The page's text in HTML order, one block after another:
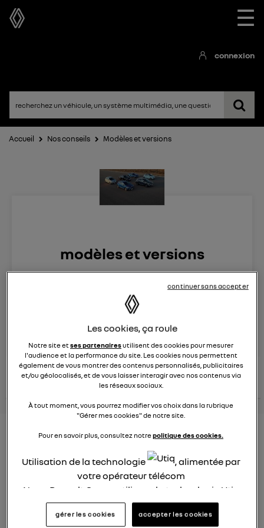
☰
connexion
Accueil Nos conseils Modèles et versions
modèles et versions
13:15
Véhicules
posez une question
conseils Renault
consultez les
conseils
similaires
voir tous les
conseils
Nouveau modèle électrique
Renault 2022
13:26
Quel est le nouveau modèle électrique Renault cette
Les cookies, ça roule
Notre site etses partenairesutilisent des cookies pour mesurer
l'audience et la performance du site. Les cookies nous permettent
également de vous montrer des contenus personnalisés, publicitaires
et/ou géolocalisés, et de vous laisser interagir avec nos contenus via
les réseaux sociaux.
À tout moment, vous pourrez modifier vos choix dans la rubrique
"Gérer mes cookies" de notre site.
Pour en savoir plus, consultez notrepolitique des cookies.
Utilisation de la technologie
, alimentée par
votre opérateur télécom
Nous, Renault Group, utilisons la technologie Utiq
pour nos activités digitales (telles que décrites
dans cette notice de consentement) et liées à
gérer les cookies accepter les cookies
continuer sans accepter